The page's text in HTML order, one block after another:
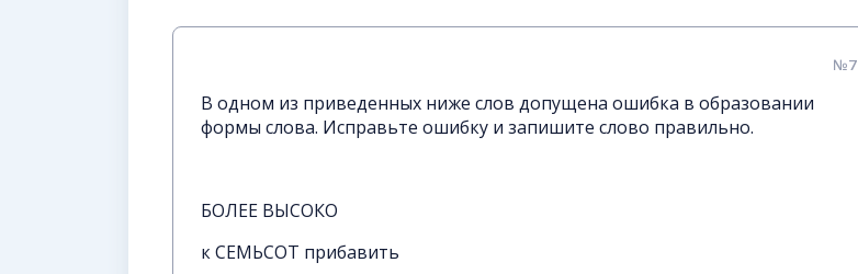
№7
В одном из приведенных ниже слов допущена ошибка в образовании
формы слова. Исправьте ошибку и запишите слово правильно.
БОЛЕЕ ВЫСОКО
к СЕМЬСОТ прибавить